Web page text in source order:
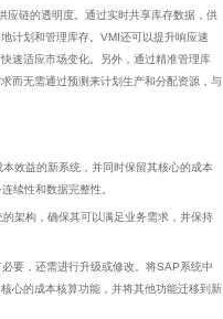
应链的透明度。通过实时共享库存数据，供
计划和管理库存。VMI还可以提升响应速
速适应市场变化。另外，通过精准管理库
而无需通过预测来计划生产和分配资源，与
效益的新系统，并同时保留其核心的成本
续性和数据完整性。
架构，确保其可以满足业务需求，并保持
要，还需进行升级或修改。将SAP系统中
心的成本核算功能，并将其他功能迁移到新